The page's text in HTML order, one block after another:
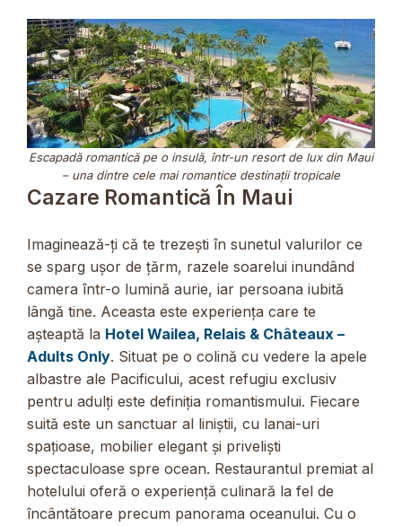
Escapadă romantică pe o insulă, într-un resort de lux din Maui
– una dintre cele mai romantice destinații tropicale
Cazare Romantică În Maui
Imaginează-ți că te trezești în sunetul valurilor ce
se sparg ușor de țărm, razele soarelui inundând
camera într-o lumină aurie, iar persoana iubită
lângă tine. Aceasta este experiența care te
așteaptă la Hotel Wailea, Relais & Châteaux –
Adults Only. Situat pe o colină cu vedere la apele
albastre ale Pacificului, acest refugiu exclusiv
pentru adulți este definiția romantismului. Fiecare
suită este un sanctuar al liniștii, cu lanai-uri
spațioase, mobilier elegant și priveliști
spectaculoase spre ocean. Restaurantul premiat al
hotelului oferă o experiență culinară la fel de
încântătoare precum panorama oceanului. Cu o